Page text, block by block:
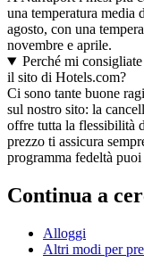
una temperatura
agosto, con una
novembre e aprile.
Perché mi
il sito di Hotels.com?
Ci sono tante buone
sul nostro sito: la
offre tutta la flessibilità
prezzo ti assicura
programma fedeltà
Continua a
Alloggi
Altri modi per